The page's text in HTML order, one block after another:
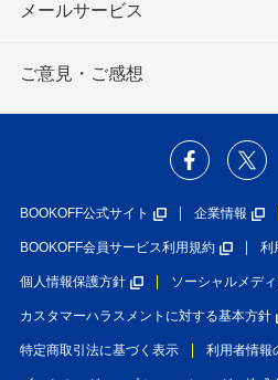
メールサービス
ご意見・ご感想
BOOKOFF公式サイト 企業情報
BOOKOFF会員サービス利用規約 利
個人情報保護方針 ソーシャルメデ
カスタマーハラスメントに対する基本方針
特定商取引法に基づく表示 利用者情報